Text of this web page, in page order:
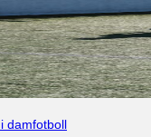
damfotboll